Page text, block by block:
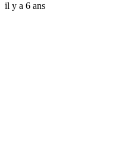
il y a 6 ans